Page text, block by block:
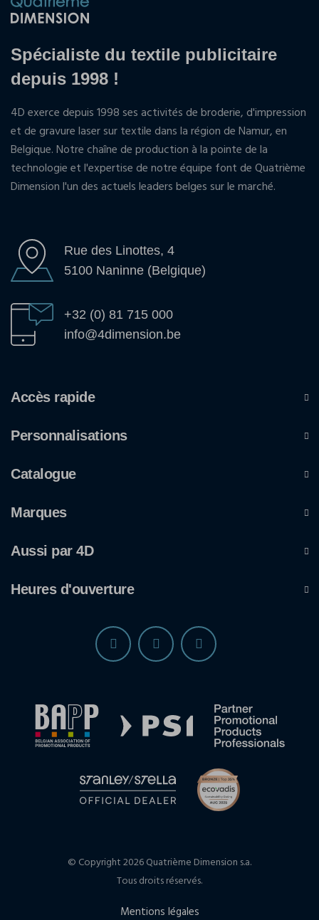
Spécialiste du textile publicitaire
depuis 1998 !
4D exerce depuis 1998 ses activités de broderie, d'impression
et de gravure laser sur textile dans la région de Namur, en
Belgique. Notre chaîne de production à la pointe de la
technologie et l'expertise de notre équipe font de Quatrième
Dimension l'un des actuels leaders belges sur le marché.
Rue des Linottes, 4
5100 Naninne (Belgique)
+32 (0) 81 715 000
info@4dimension.be
Accès rapide
Personnalisations
Catalogue
Marques
Aussi par 4D
Heures d'ouverture
© Copyright 2026 Quatrième Dimension s.a.
Tous droits réservés.
Mentions légales